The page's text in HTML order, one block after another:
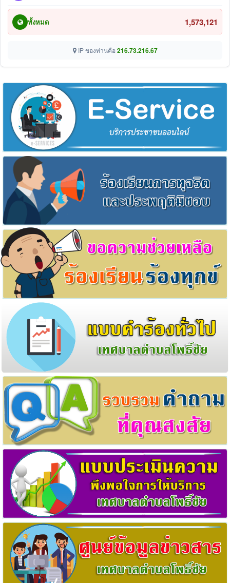
ทั้งหมด 1,573,121
IP ของท่านคือ 216.73.216.67